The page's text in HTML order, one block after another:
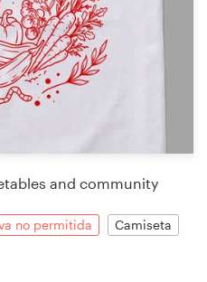
and community
no permitida Camiseta